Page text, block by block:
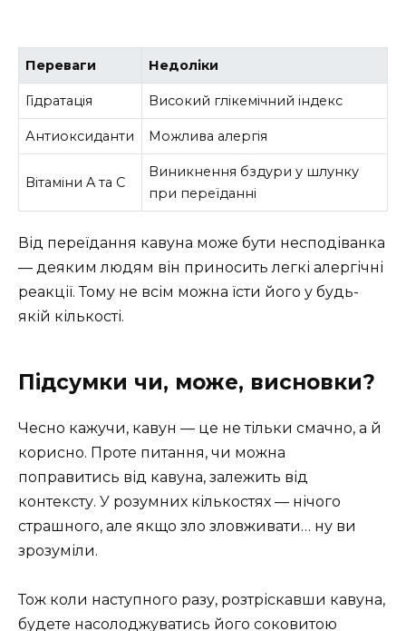
Переваги Недоліки
Гідратація Високий глікемічний індекс
Антиоксиданти Можлива алергія
Вітаміни A та C
Виникнення бздури у шлунку
при переїданні
Від переїдання кавуна може бути несподіванка
— деяким людям він приносить легкі алергічні
реакції. Тому не всім можна їсти його у будь-
якій кількості.
Підсумки чи, може, висновки?
Чесно кажучи, кавун — це не тільки смачно, а й
корисно. Проте питання, чи можна
поправитись від кавуна, залежить від
контексту. У розумних кількостях — нічого
страшного, але якщо зло зловживати… ну ви
зрозуміли.
Тож коли наступного разу, розтріскавши кавуна,
будете насолоджуватись його соковитою